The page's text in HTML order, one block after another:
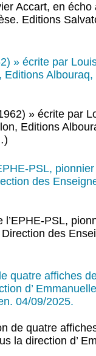
Accart, en
Editions
» écrite par
» écrite par
Editions
PSL,
des
PSL,
des
quatre affiches
d’
04/09/2025.
de quatre
la direction d’